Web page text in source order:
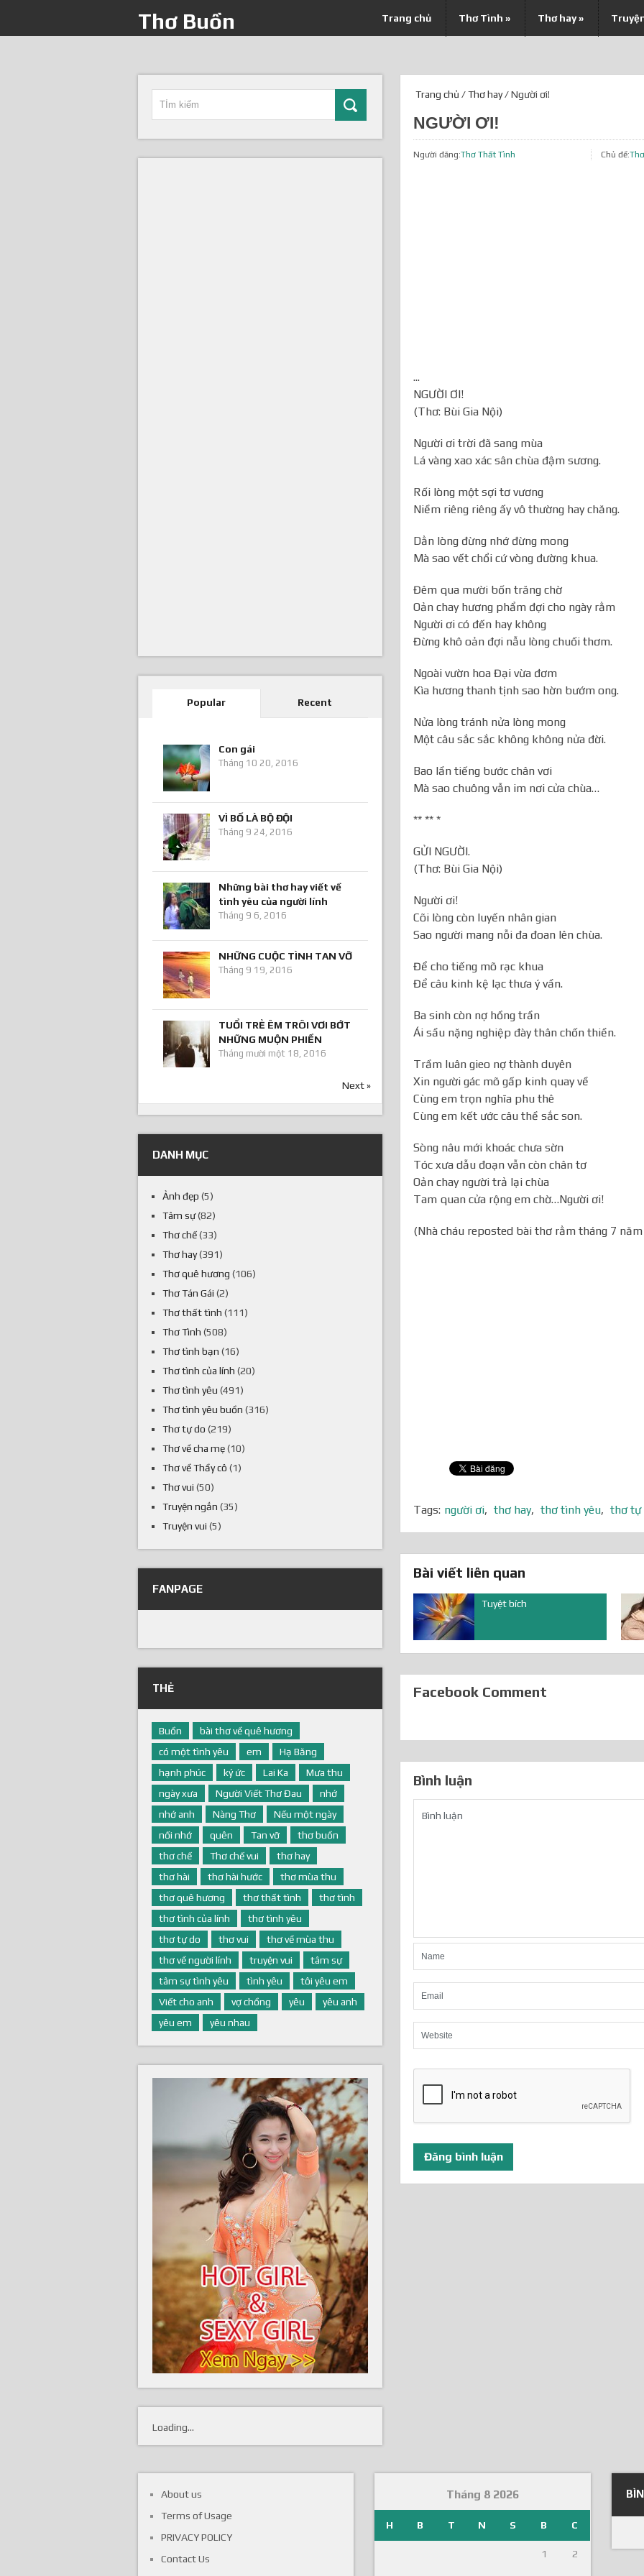
Trang chủ Thơ Tình » Thơ hay»
Thơ Buồn
Trang chủ /Thơ hay/ Người ơi!
NGƯỜI ƠI!
Người đăng:Thơ Thất Tình Chủ đề:
...
NGƯỜI ƠI!
(Thơ: Bùi Gia Nội)
Người ơi trời đã sang mùa
Lá vàng xao xác sân chùa đậm sương.
Rối lòng một sợi tơ vương
Niềm riêng riêng ấy vô thường hay chăng.
Dằn lòng đừng nhớ đừng mong
Mà sao vết chổi cứ vòng đường khua.
Đêm qua mười bốn trăng chờ
Oản chay hương phẩm đợi cho ngày rằm
Người ơi có đến hay không
Đừng khô oản đợi nẫu lòng chuối thơm.
Ngoài vườn hoa Đại vừa đơm
Kìa hương thanh tịnh sao hờn bướm ong.
Nửa lòng tránh nửa lòng mong
Một câu sắc sắc không không nửa đời.
Bao lần tiếng bước chân vơi
Mà sao chuông vẫn im nơi cửa chùa…
** ** *
GỬI NGƯỜI.
(Thơ: Bùi Gia Nội)
Người ơi!
Cõi lòng còn luyến nhân gian
Sao người mang nỗi đa đoan lên chùa.
Để cho tiếng mõ rạc khua
Để câu kinh kệ lạc thưa ý vần.
Ba sinh còn nợ hồng trần
Ái sầu nặng nghiệp đày thân chốn thiền.
Trầm luân gieo nợ thành duyên
Xin người gác mõ gấp kinh quay về
Cùng em trọn nghĩa phu thê
Cùng em kết ước câu thề sắc son.
Sòng nâu mới khoác chưa sờn
Tóc xưa dẫu đoạn vẫn còn chân tơ
Oản chay người trả lại chùa
Tam quan cửa rộng em chờ…Người ơi!
(Nhà cháu reposted bài thơ rằm tháng 7
Tags: người ơi, thơ hay, thơ tình yêu, thơ tự
Bài viết liên quan
Tuyệt bích
Facebook Comment
Bình luận
Popular Recent
Con gái
Tháng 10 20, 2016
VÌ BỐ LÀ BỘ ĐỘI
Tháng 9 24, 2016
Những bài thơ hay viết về
tình yêu của người lính
Tháng 9 6, 2016
NHỮNG CUỘC TÌNH TAN VỠ
Tháng 9 19, 2016
TUỔI TRẺ ÊM TRÔI VƠI BỚT
NHỮNG MUỘN PHIỀN
Tháng mười một 18, 2016
Next »
DANH MỤC
Ảnh đẹp (5)
Tâm sự(82)
Thơ chế(33)
Thơ hay(391)
Thơ quê hương (106)
Thơ Tán Gái (2)
Thơ thất tình (111)
Thơ Tình (508)
Thơ tình bạn (16)
Thơ tình của lính (20)
Thơ tình yêu (491)
Thơ tình yêu buồn (316)
Thơ tự do (219)
Thơ về cha mẹ(10)
Thơ về Thầy cô (1)
Thơ vui (50)
Truyện ngắn (35)
Truyện vui (5)
FANPAGE
THẺ
Buồn
bài thơ về quê hương
có một tình yêu
em
Hạ Băng
hạnh phúc
ký ức Lai Ka
Mưa thu
ngày xưa
Người Viết Thơ Đau
nhớ
nhớ anh
Nàng Thơ
Nếu một ngày
nối nhớ
quên Tan vỡ
thơ buồn
thơ chế
Thơ chế vui
thơ hay
thơ hài
thơ hài hước
thơ mùa thu
thơ quê hương
thơ thất tình
thơ tình
thơ tình của lính
thơ tình yêu
thơ tự do
thơ vui
thơ về mùa thu
thơ về người lính
truyện vui
tâm sự
tâm sự tình yêu
tình yêu
tôi yêu em
Viết cho anh
vợ chồng yêu
yêu anh
yêu em
yêu nhau
Loading...
About us
Terms of Usage
PRIVACY POLICY
Contact Us
Tháng 8 2026
H B T N S B C
1 2